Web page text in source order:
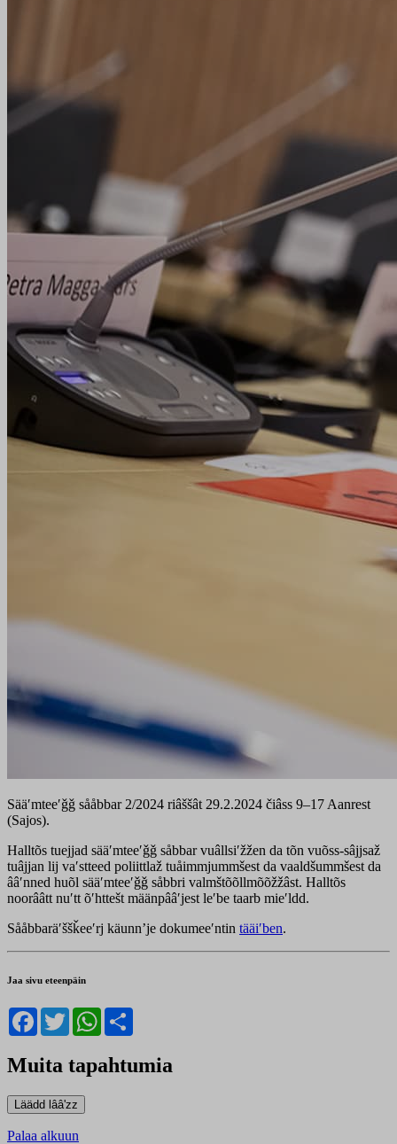
Sääʹmteeʹǧǧ sååbbar 2/2024 riâššât 29.2.2024 čiâss 9–17 Aanrest
(Sajos).
Halltõs tuejjad sääʹmteeʹǧǧ såbbar vuâllsiʹžžen da tõn vuõss-sâjjsaž
tuâjjan lij vaʹstteed poliittlaž tuåimmjummšest da vaaldšummšest da
ââʹnned huõl sääʹmteeʹǧǧ såbbri valmštõõllmõõžžâst. Halltõs
noorââtt nuʹtt õʹhttešt määnpââʹjest leʹbe taarb mieʹldd.
Sååbbaräʹššǩeeʹrj käunnʼje dokumeeʹntin tääiʹben.
Jaa sivu eteenpäin
Facebook
TwitterWhatsApp
Muita tapahtumia
Palaa alkuun